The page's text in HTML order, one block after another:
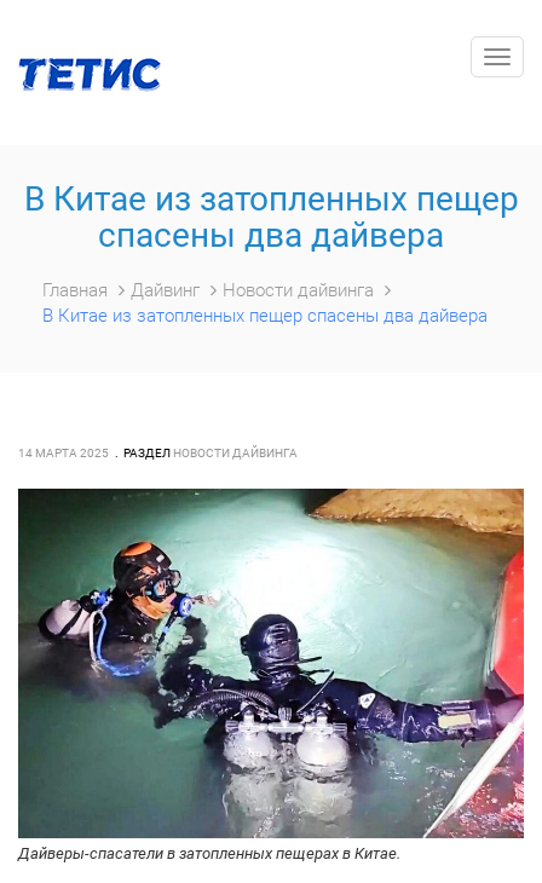
В Китае из затопленных пещер
спасены два дайвера
Главная Дайвинг
Новости дайвинга
В Китае из затопленных пещер спасены два дайвера
14 МАРТА 2025 РАЗДЕЛ НОВОСТИ ДАЙВИНГА
Дайверы-спасатели в затопленных пещерах в Китае.